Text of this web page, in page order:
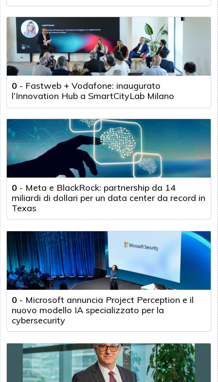
0 - Fastweb + Vodafone: inaugurato
l’Innovation Hub a SmartCityLab Milano
0 - Meta e BlackRock: partnership da 14
miliardi di dollari per un data center da record in
Texas
0 - Microsoft annuncia Project Perception e il
nuovo modello IA specializzato per la
cybersecurity